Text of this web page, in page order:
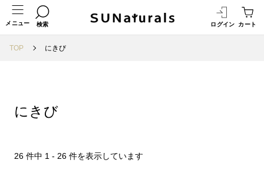
メニュー 検索 ログイン カート
TOP にきび
にきび
26 件中 1 - 26 件を表示しています